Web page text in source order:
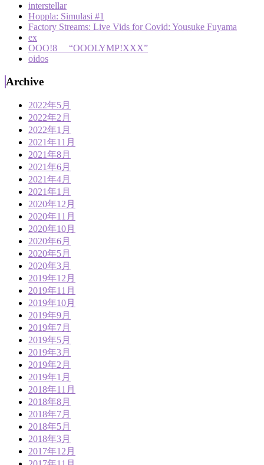
interstellar
Hoppla: Simulasi #1
Factory Streams: Live Vids for Covid: Yousuke Fuyama
ex
OOO!8 “OOOLYMP!XXX”
oidos
Archive
2022年5月
2022年2月
2022年1月
2021年11月
2021年8月
2021年6月
2021年4月
2021年1月
2020年12月
2020年11月
2020年10月
2020年6月
2020年5月
2020年3月
2019年12月
2019年11月
2019年10月
2019年9月
2019年7月
2019年5月
2019年3月
2019年2月
2019年1月
2018年11月
2018年8月
2018年7月
2018年5月
2018年3月
2017年12月